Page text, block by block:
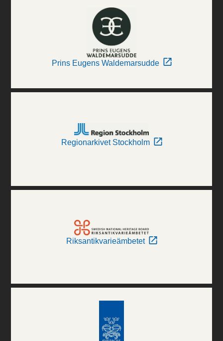
Prins Eugens Waldemarsudde
Regionarkivet Stockholm
Riksantikvarieämbetet